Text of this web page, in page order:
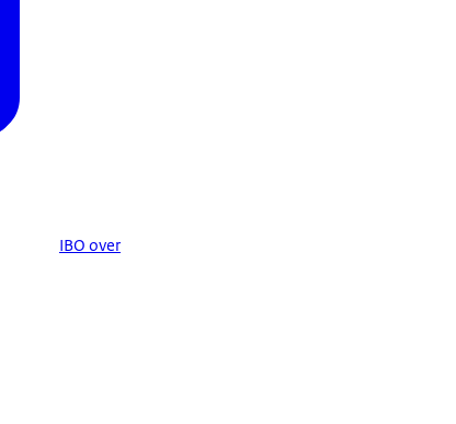
IBO over